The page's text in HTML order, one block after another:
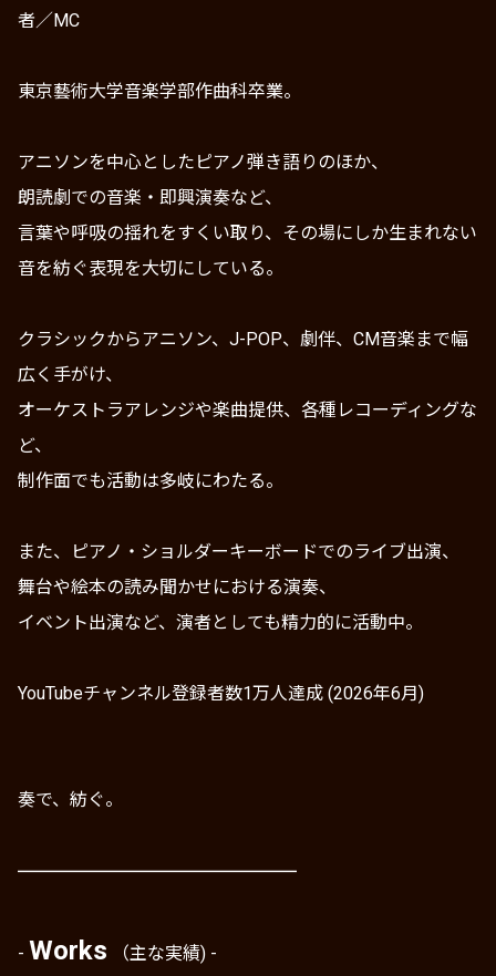
者／MC
東京藝術大学音楽学部作曲科卒業。
アニソンを中心としたピアノ弾き語りのほか、
朗読劇での音楽・即興演奏など、
言葉や呼吸の揺れをすくい取り、その場にしか生まれない
音を紡ぐ表現を大切にしている。
クラシックからアニソン、J-POP、劇伴、CM音楽まで幅
広く手がけ、
オーケストラアレンジや楽曲提供、各種レコーディングな
ど、
制作面でも活動は多岐にわたる。
また、ピアノ・ショルダーキーボードでのライブ出演、
舞台や絵本の読み聞かせにおける演奏、
イベント出演など、演者としても精力的に活動中。
YouTubeチャンネル登録者数1万人達成 (2026年6月)
奏で、紡ぐ。
━━━━━━━━━━━━━━━━━━━━━
- Works （主な実績) -